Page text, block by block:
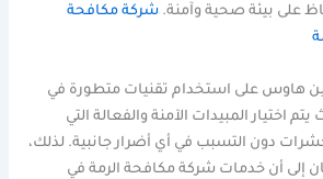
على بيئة صحية وآمنة.شركة مكافحة
هاوس على استخدام تقنيات متطورة في
اختيار المبيدات الآمنة والفعالة التي
دون التسبب في أي أضرار جانبية. لذلك،
إلى أن خدمات شركة مكافحة الرمة في